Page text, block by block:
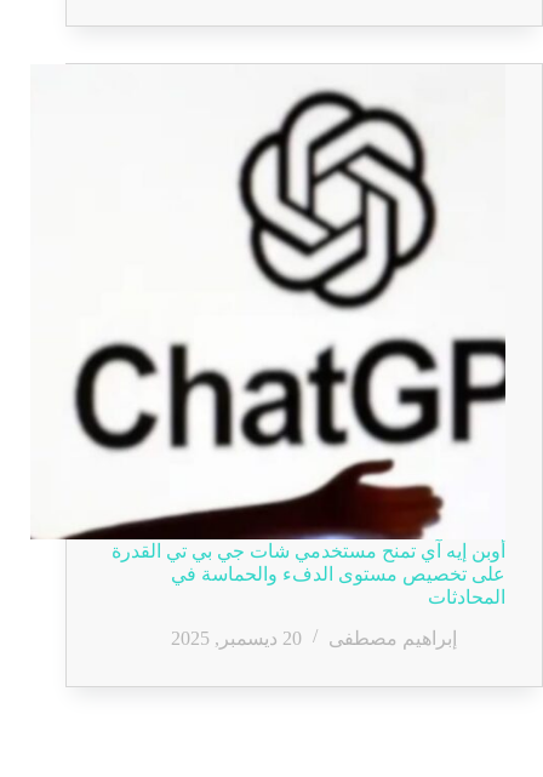
أوبن إيه آي تمنح مستخدمي شات جي بي تي القدرة
على تخصيص مستوى الدفء والحماسة في
المحادثات
إبراهيم مصطفى
20 ديسمبر, 2025